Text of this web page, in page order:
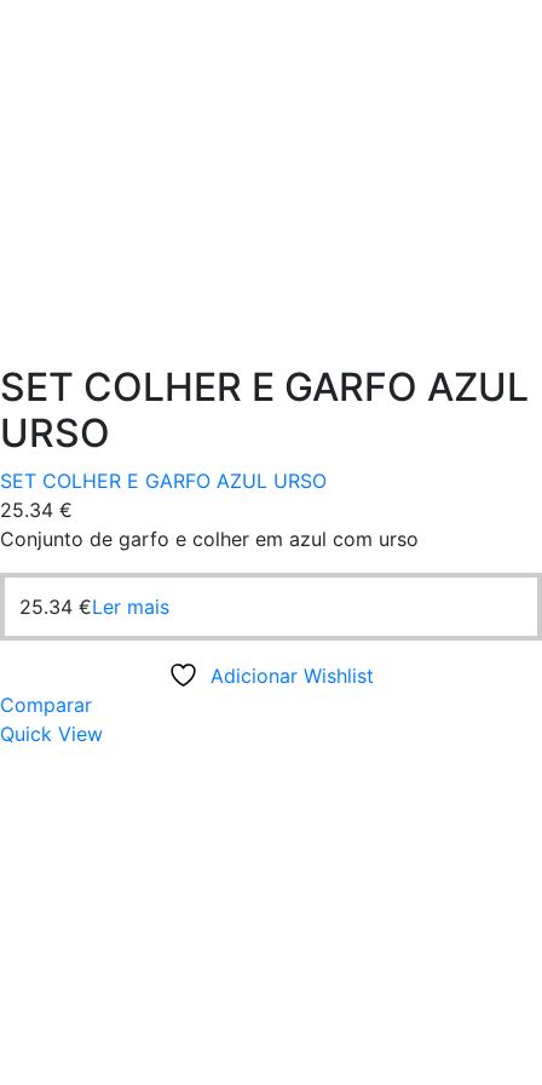
SET COLHER E GARFO AZUL
URSO
SET COLHER E GARFO AZUL URSO
25.34 €
Conjunto de garfo e colher em azul com urso
25.34 €Ler mais
Adicionar Wishlist
Comparar
Quick View